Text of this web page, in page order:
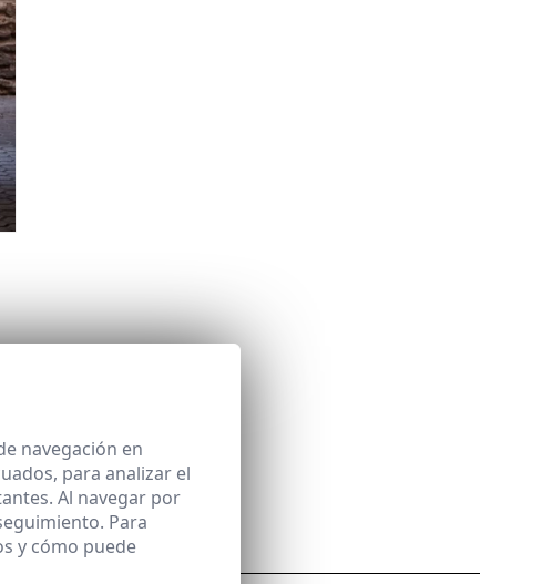
navegación en
para analizar el
Al navegar por
Para
y cómo puede